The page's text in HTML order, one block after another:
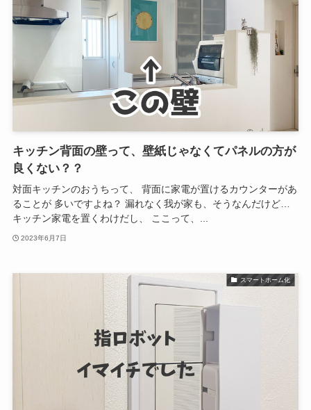
キッチン背面の壁って、壁紙じゃなくてパネルの方が
良くない？？
対面キッチンのおうちって、 背面に家電が置けるカウンターがあ
ることが 多いですよね？ 漏れなく我が家も、そうなんだけど…
キッチン家電を置くわけだし、 ここって、...
2023年6月7日
スマートホーム化